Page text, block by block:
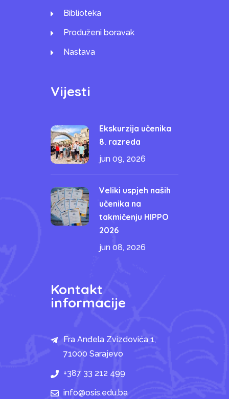
Biblioteka
Produženi boravak
Nastava
Vijesti
Ekskurzija učenika
8. razreda
jun 09, 2026
Veliki uspjeh naših
učenika na
takmičenju HIPPO
2026
jun 08, 2026
Kontakt
informacije
Fra Anđela Zvizdovića 1,
71000 Sarajevo
+387 33 212 499
info@osis.edu.ba